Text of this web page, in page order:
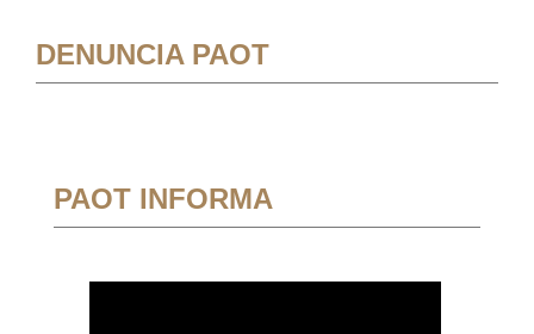
DENUNCIA PAOT
PAOT INFORMA